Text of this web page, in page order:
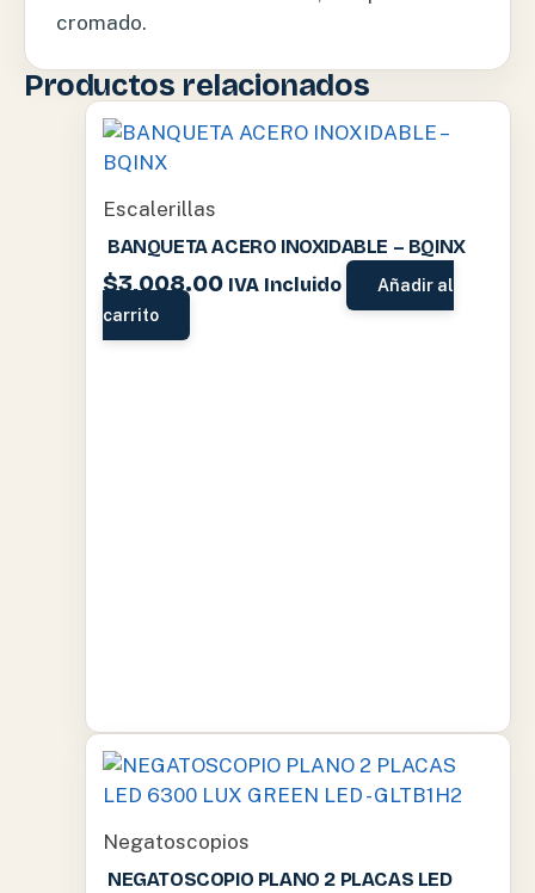
cromado.
Productos relacionados
Escalerillas
BANQUETA ACERO INOXIDABLE – BQINX
$3,008.00 IVA Incluido
Añadir al
carrito
Negatoscopios
NEGATOSCOPIO PLANO 2 PLACAS LED